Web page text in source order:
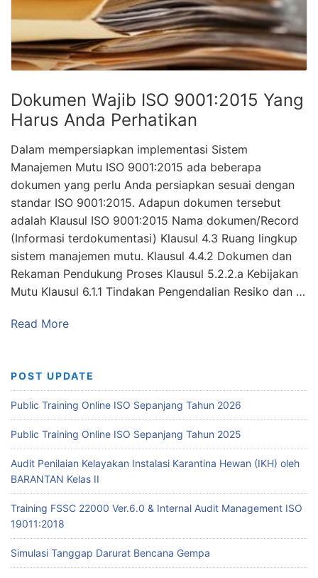
Dokumen Wajib ISO 9001:2015 Yang
Harus Anda Perhatikan
Dalam mempersiapkan implementasi Sistem
Manajemen Mutu ISO 9001:2015 ada beberapa
dokumen yang perlu Anda persiapkan sesuai dengan
standar ISO 9001:2015. Adapun dokumen tersebut
adalah Klausul ISO 9001:2015 Nama dokumen/Record
(Informasi terdokumentasi) Klausul 4.3 Ruang lingkup
sistem manajemen mutu. Klausul 4.4.2 Dokumen dan
Rekaman Pendukung Proses Klausul 5.2.2.a Kebijakan
Mutu Klausul 6.1.1 Tindakan Pengendalian Resiko dan …
Read More
POST UPDATE
Public Training Online ISO Sepanjang Tahun 2026
Public Training Online ISO Sepanjang Tahun 2025
Audit Penilaian Kelayakan Instalasi Karantina Hewan (IKH) oleh
BARANTAN Kelas II
Training FSSC 22000 Ver.6.0 & Internal Audit Management ISO
19011:2018
Simulasi Tanggap Darurat Bencana Gempa